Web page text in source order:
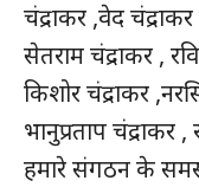
चंद्राकर ,वेद
सेतराम चंद्राकर ,
किशोर चंद्राकर
भानुप्रताप चंद्राकर
हमारे संगठन के